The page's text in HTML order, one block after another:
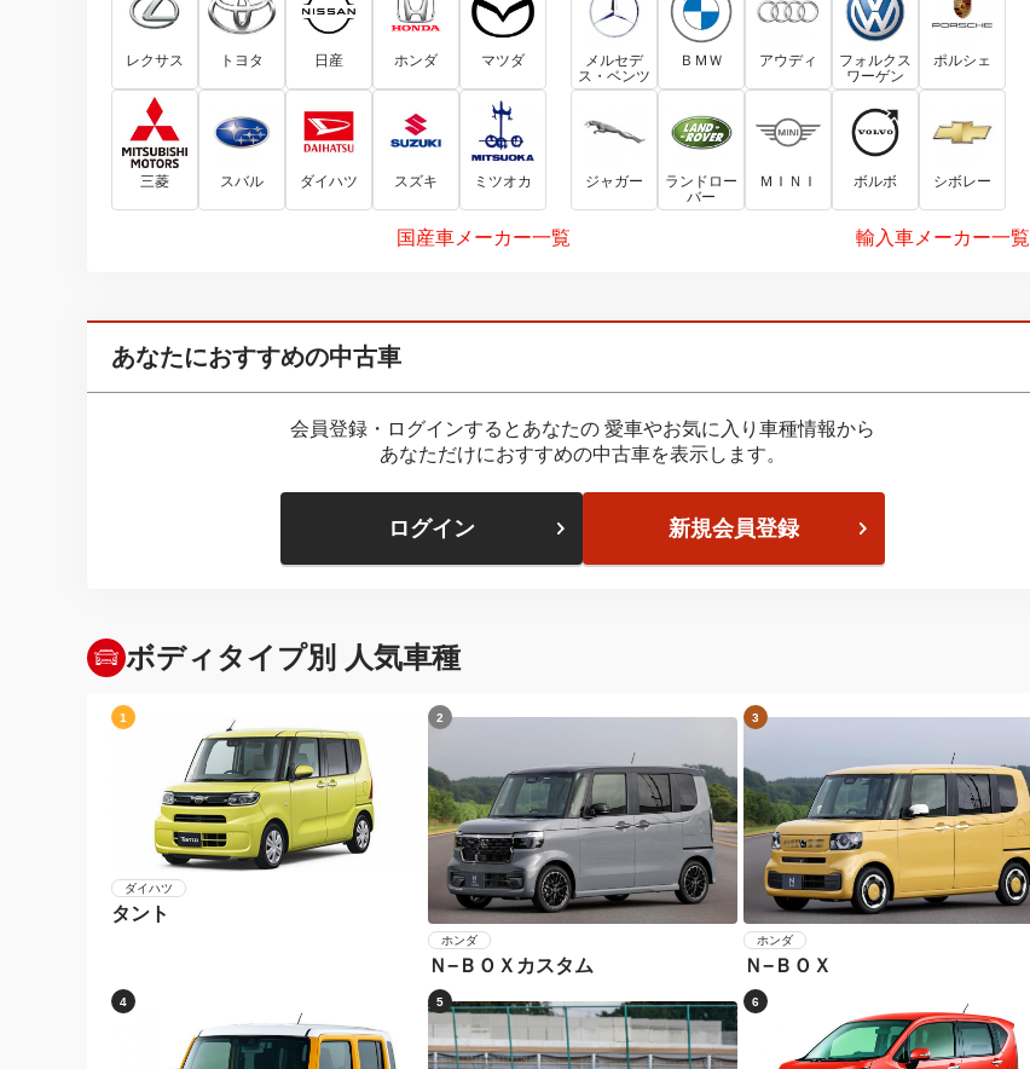
レクサス トヨタ 日産 ホンダ マツダ
三菱 スバル ダイハツ スズキ ミツオカ
国産車メーカー一覧
メルセデ
ス・ベンツ
ＢＭＷ アウディ
フォルクス
ワーゲン
ポルシェ
ジャガー
ランドロー
バー
ＭＩＮＩ ボルボ シボレー
輸入車メーカー一覧
あなたにおすすめの中古車
会員登録・ログインするとあなたの 愛車やお気に入り車種情報から
あなただけにおすすめの中古車を表示します。
ログイン 新規会員登録
ボディタイプ別 人気車種
1
ダイハツ
タント
2
ホンダ
Ｎ−ＢＯＸカスタム
3
ホンダ
Ｎ−ＢＯＸ
4 5 6